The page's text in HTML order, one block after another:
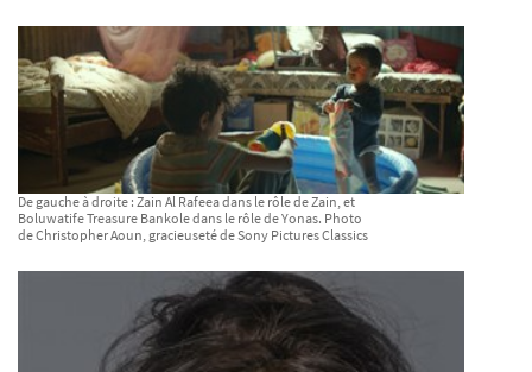
De gauche à droite : Zain Al Rafeea dans le rôle de Zain, et
Boluwatife Treasure Bankole dans le rôle de Yonas. Photo
de Christopher Aoun, gracieuseté de Sony Pictures Classics